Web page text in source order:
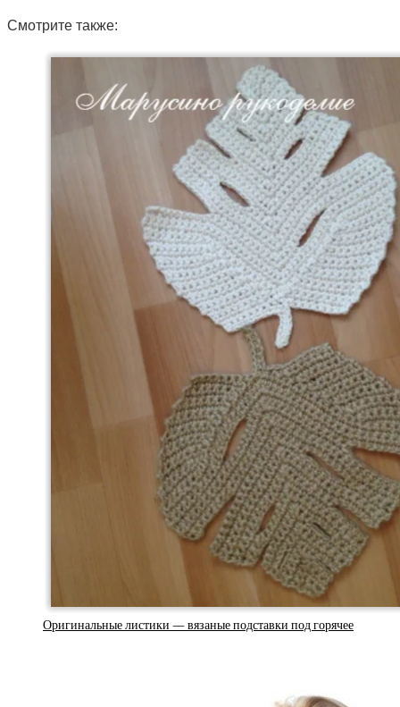
Смотрите также:
Оригинальные листики — вязаные подставки под горячее